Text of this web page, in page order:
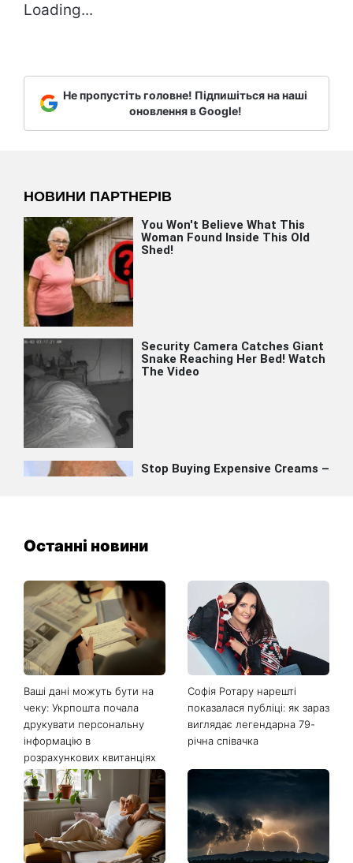
Loading...
Не пропустіть головне! Підпишіться на наші
оновлення в Google!